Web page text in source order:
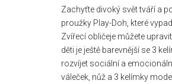
Zachyťte divoký svět tváří a
proužky Play-Doh, které
Zvířecí obličeje můžete
děti je ještě barevnější se 3
rozvíjet sociální a
váleček, nůž a 3 kelímky